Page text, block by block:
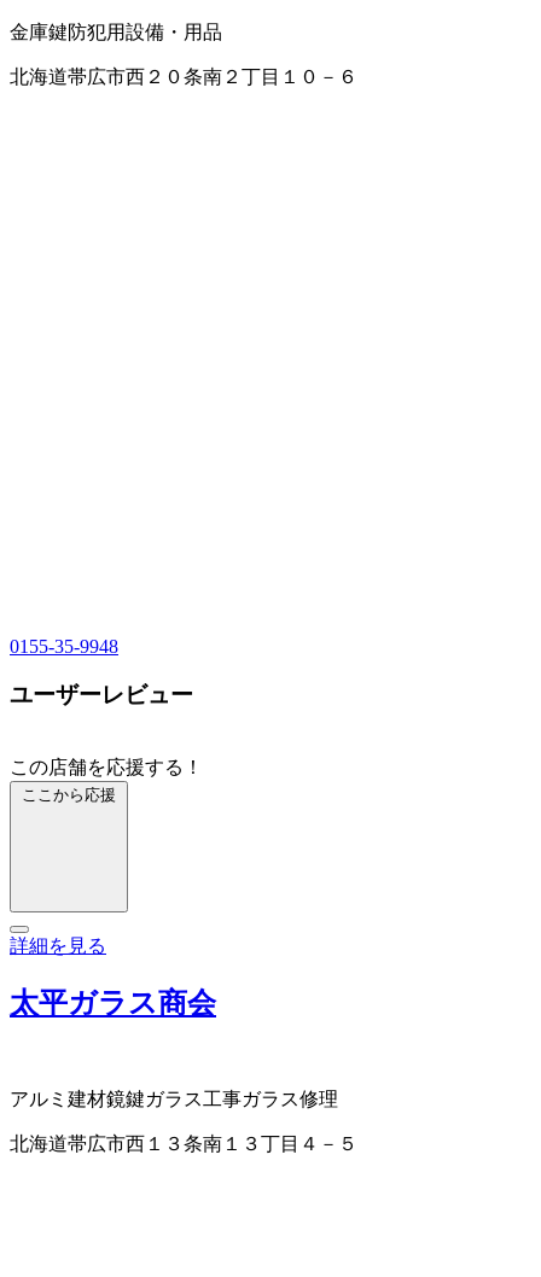
金庫鍵防犯用設備・用品
北海道帯広市西２０条南２丁目１０－６
0155-35-9948
ユーザーレビュー
この店舗を応援する！
ここから応援
詳細を見る
太平ガラス商会
アルミ建材鏡鍵ガラス工事ガラス修理
北海道帯広市西１３条南１３丁目４－５